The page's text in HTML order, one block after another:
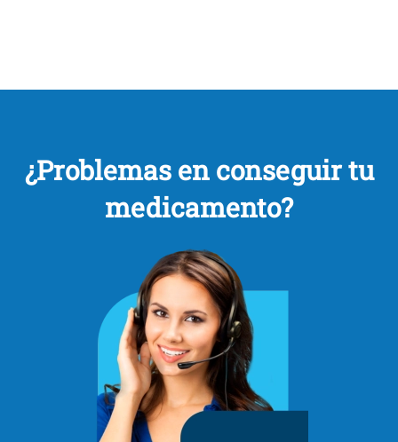
¿Problemas en conseguir tu
medicamento?